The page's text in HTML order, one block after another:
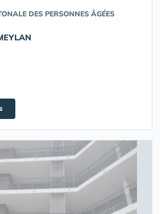
DES PERSONNES ÂGÉES